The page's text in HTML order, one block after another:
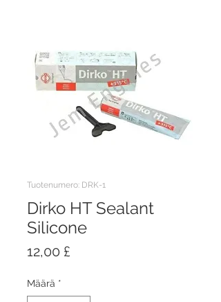
Tuotenumero: DRK-1
Dirko HT Sealant
Silicone
12,00 £
Määrä *